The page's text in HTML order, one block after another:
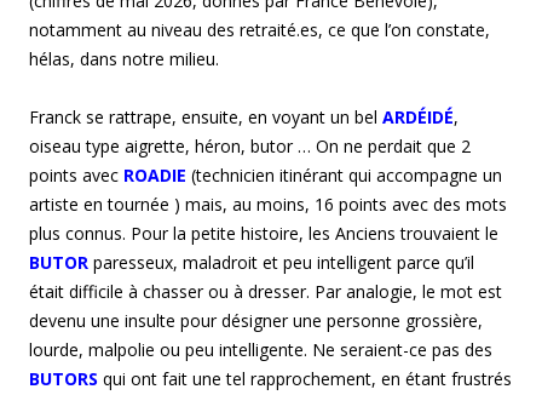
notamment au niveau des retraité.es, ce que l’on constate,
hélas, dans notre milieu.
Franck se rattrape, ensuite, en voyant un bel ARDÉIDÉ,
oiseau type aigrette, héron, butor … On ne perdait que 2
points avec ROADIE (technicien itinérant qui accompagne un
artiste en tournée ) mais, au moins, 16 points avec des mots
plus connus. Pour la petite histoire, les Anciens trouvaient le
BUTOR paresseux, maladroit et peu intelligent parce qu’il
était difficile à chasser ou à dresser. Par analogie, le mot est
devenu une insulte pour désigner une personne grossière,
lourde, malpolie ou peu intelligente. Ne seraient-ce pas des
BUTORS qui ont fait une tel rapprochement, en étant frustrés